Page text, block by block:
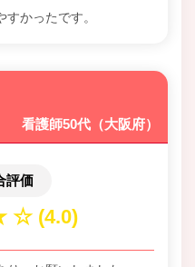
かったです。
看護師50代（大阪府）
評価